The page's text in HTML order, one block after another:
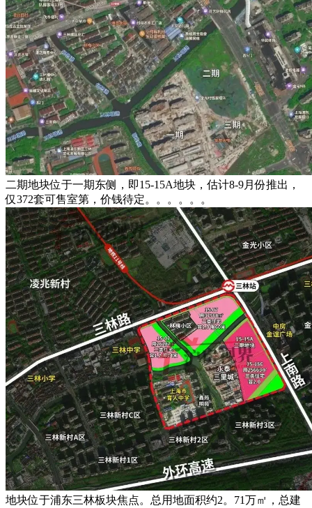
二期地块位于一期东侧，即15-15A地块，估计8-9月份推出，
仅372套可售室第，价钱待定。。。。。。
地块位于浦东三林板块焦点。总用地面积约2。71万㎡，总建